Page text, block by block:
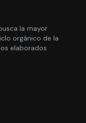
la mayor
orgánico de la
elaborados